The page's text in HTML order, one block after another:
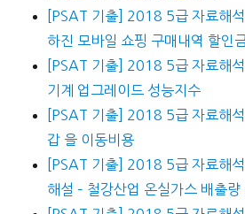
[PSAT 기출] 2018 5급 자료해
하진 모바일 쇼핑 구매내역 할인
[PSAT 기출] 2018 5급 자료해
기계 업그레이드 성능지수
[PSAT 기출] 2018 5급 자료해
갑 을 이동비용
[PSAT 기출] 2018 5급 자료해
해설 – 철강산업 온실가스 배출량